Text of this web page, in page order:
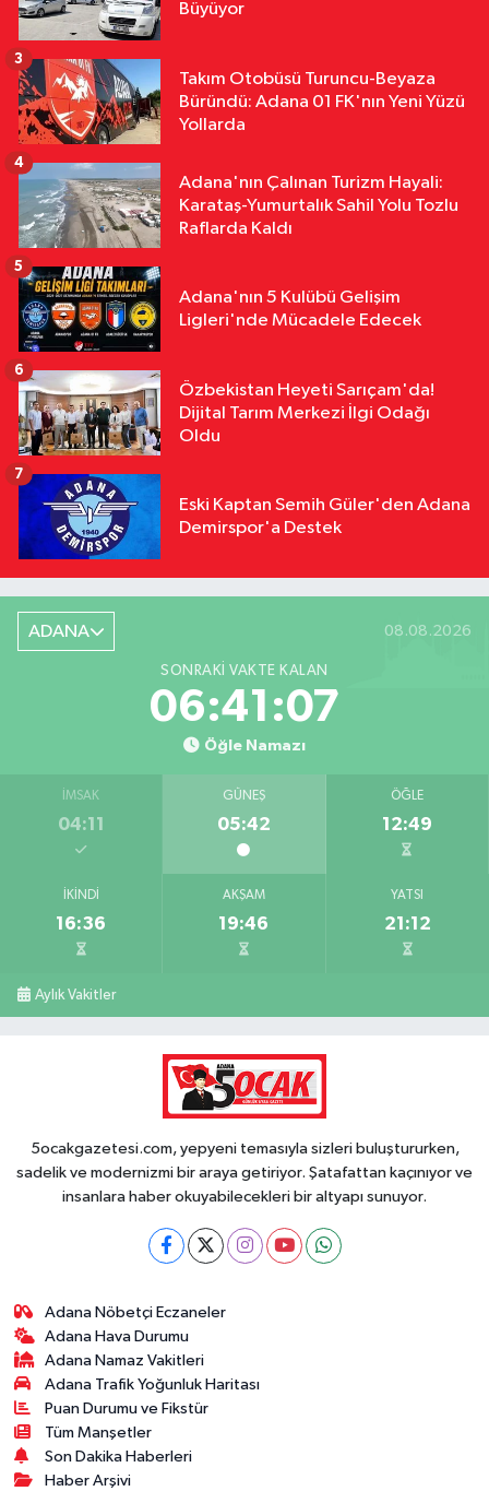
16:36Halil Çağdaş Kaya'nın
Özel
16:22TFFHGD'den Yeni Sezon
Büyüyor
Takım Otobüsü Turuncu-Beyaza
Büründü: Adana 01 FK'nın Yeni Yüzü
Yollarda
3
Adana'nın Çalınan Turizm Hayali:
Karataş-Yumurtalık Sahil Yolu Tozlu
Raflarda Kaldı
4
Adana'nın 5 Kulübü Gelişim
Ligleri'nde Mücadele Edecek
5
Özbekistan Heyeti Sarıçam'da!
Dijital Tarım Merkezi İlgi Odağı
Oldu
6
Eski Kaptan Semih Güler'den Adana
Demirspor'a Destek
7
ADANA 08.08.2026
SONRAKI VAKTE KALAN
06:41:06
Öğle Namazı
İMSAK
04:11
GÜNEŞ
05:42
ÖĞLE
12:49
İKINDI
16:36
AKŞAM
19:46
YATSI
21:12
Aylık Vakitler
5ocakgazetesi.com, yepyeni temasıyla sizleri buluştururken,
sadelik ve modernizmi bir araya getiriyor. Şatafattan kaçınıyor ve
insanlara haber okuyabilecekleri bir altyapı sunuyor.
Adana Nöbetçi Eczaneler
Adana Hava Durumu
Adana Namaz Vakitleri
Adana Trafik Yoğunluk Haritası
Puan Durumu ve Fikstür
Tüm Manşetler
Son Dakika Haberleri
Haber Arşivi